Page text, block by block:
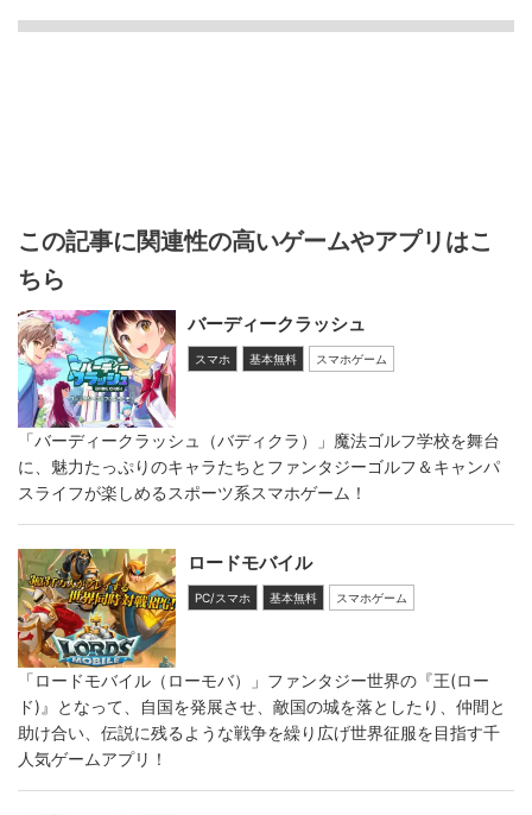
この記事に関連性の高いゲームやアプリはこ
ちら
バーディークラッシュ
スマホ 基本無料 スマホゲーム
「バーディークラッシュ（バディクラ）」魔法ゴルフ学校を舞台
に、魅力たっぷりのキャラたちとファンタジーゴルフ＆キャンパ
スライフが楽しめるスポーツ系スマホゲーム！
ロードモバイル
PC/スマホ 基本無料 スマホゲーム
「ロードモバイル（ローモバ）」ファンタジー世界の『王(ロー
ド)』となって、自国を発展させ、敵国の城を落としたり、仲間と
助け合い、伝説に残るような戦争を繰り広げ世界征服を目指す千
人気ゲームアプリ！